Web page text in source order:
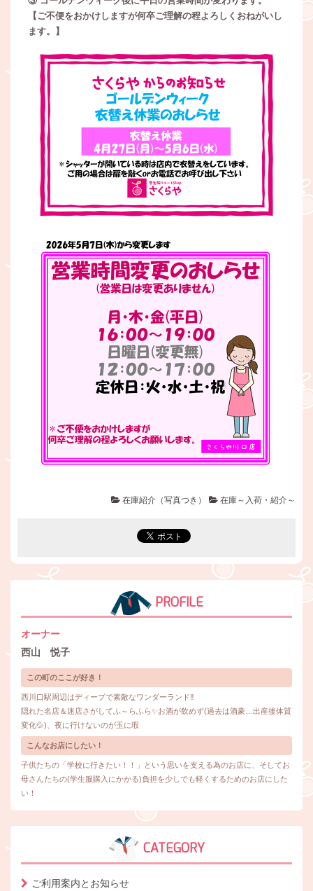
【ご不便をおかけしますが何卒ご理解の程よろしくおねがいし
ます。】
在庫紹介（写真つき） 在庫～入荷・紹介～
PROFILE
オーナー
西山 悦子
この町のここが好き！
西川口駅周辺はディープで素敵なワンダーランド‼
隠れた名店＆迷店さがしてふ～らふら✨お酒が飲めず(過去は酒豪…出産後体質
変化💦)、夜に行けないのが玉に瑕
こんなお店にしたい！
子供たちの「学校に行きたい！！」という思いを支える為のお店に、そしてお
母さんたちの(学生服購入にかかる)負担を少しでも軽くするためのお店にした
い！
CATEGORY
ご利用案内とお知らせ